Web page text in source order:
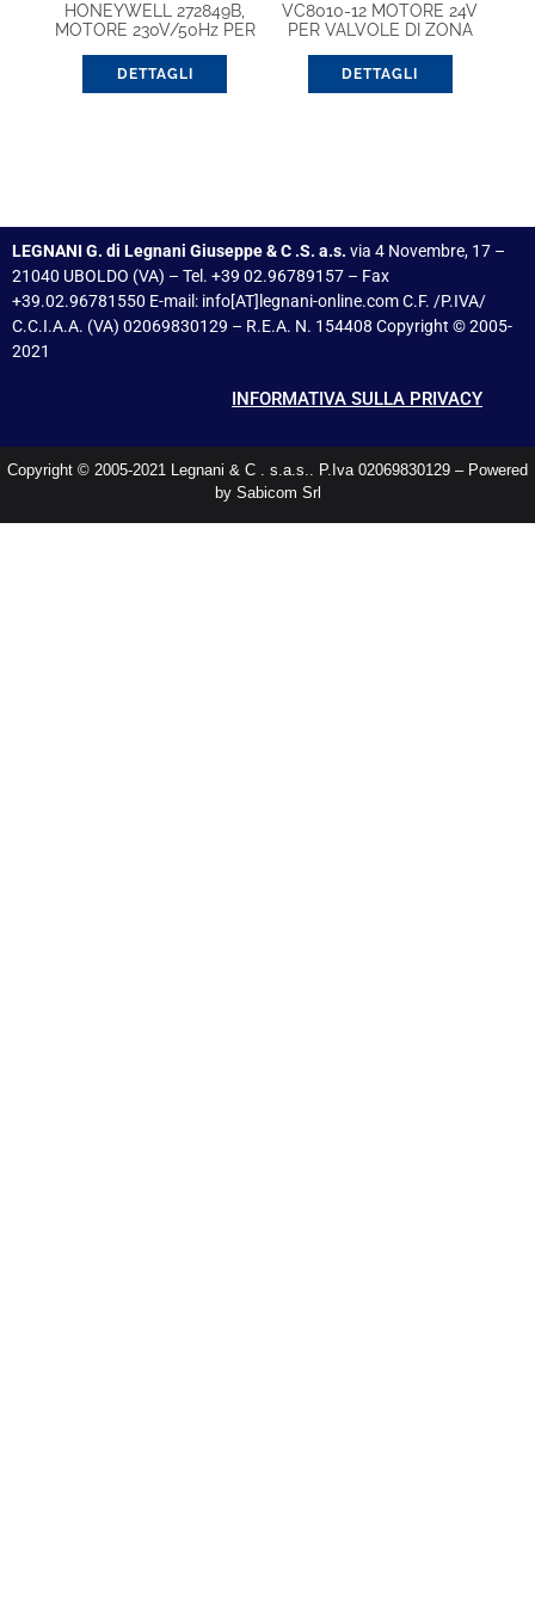
HONEYWELL 272849B,
MOTORE 230V/50Hz PER
DETTAGLI
VC8010-12 MOTORE 24V
PER VALVOLE DI ZONA
DETTAGLI
LEGNANI G. di Legnani Giuseppe & C .S. a.s. via 4 Novembre, 17 –
21040 UBOLDO (VA) – Tel. +39 02.96789157 – Fax
+39.02.96781550 E-mail: info[AT]legnani-online.com C.F. /P.IVA/
C.C.I.A.A. (VA) 02069830129 – R.E.A. N. 154408 Copyright © 2005-
2021
INFORMATIVA SULLA PRIVACY
Copyright © 2005-2021 Legnani & C . s.a.s.. P.Iva 02069830129 – Powered
by Sabicom Srl